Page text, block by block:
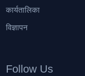
कार्यतालिका
विज्ञापन
Follow Us